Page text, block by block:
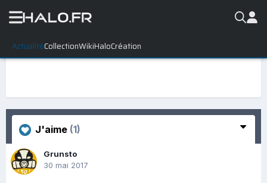
ActualitéCollectionWikiHaloCréation
J'aime (1)
Grunsto
30 mai 2017